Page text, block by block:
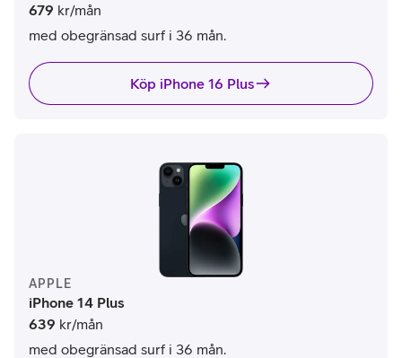
679 kr/mån
med obegränsad surf i 36 mån.
Köp iPhone 16 Plus
APPLE
iPhone 14 Plus
639 kr/mån
med obegränsad surf i 36 mån.